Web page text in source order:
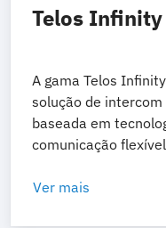
Telos Infinity
A gama Telos
solução de
baseada em
comunicação
Ver mais